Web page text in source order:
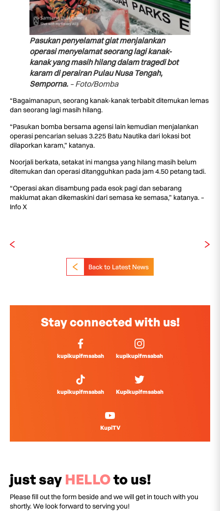
Pasukan penyelamat giat menjalankan
operasi menyelamat seorang lagi kanak-
kanak yang masih hilang dalam tragedi bot
karam di perairan Pulau Nusa Tengah,
Semporna. – Foto/Bomba
“Bagaimanapun, seorang kanak-kanak terbabit ditemukan lemas
dan seorang lagi masih hilang.
“Pasukan bomba bersama agensi lain kemudian menjalankan
operasi pencarian seluas 3.225 Batu Nautika dari lokasi bot
dilaporkan karam,” katanya.
Noorjali berkata, setakat ini mangsa yang hilang masih belum
ditemukan dan operasi ditangguhkan pada jam 4.50 petang tadi.
“Operasi akan disambung pada esok pagi dan sebarang
maklumat akan dikemaskini dari semasa ke semasa,” katanya. –
Info X
Back to Latest News
Stay connected with us!
kupikupifmsabah kupikupifmsabah
kupikupifmsabah Kupikupifmsabah
KupiTV
just say HELLOto us!
Please fill out the form beside and we will get in touch with you
shortly. We look forward to serving you!